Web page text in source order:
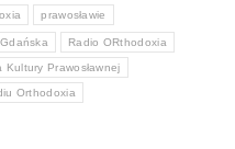
prawosławie
Radio ORthodoxia
Kultury Prawosławnej
Orthodoxia